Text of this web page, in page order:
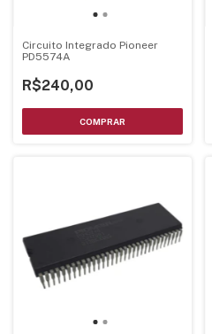
Circuito Integrado Pioneer
PD5574A
R$240,00